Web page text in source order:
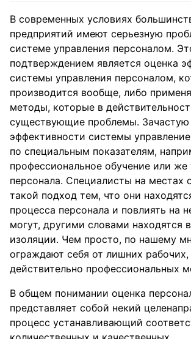
В современных условиях
предприятий имеют серьезную
системе управления персоналом.
подтверждением является оценка
системы управления персоналом,
производится вообще, либо
методы, которые в
существующие проблемы. Зачастую
эффективности системы
по специальным показателям,
профессиональное обучение или же
персонала. Специалисты на местах
такой подход тем, что они
процесса персонала и повлиять на
могут, другими словами находятся
изоляции. Чем просто, по нашему
ограждают себя от лишних рабочих,
действительно профессиональных
В общем понимании оценка
представляет собой некий
процесс устанавливающий